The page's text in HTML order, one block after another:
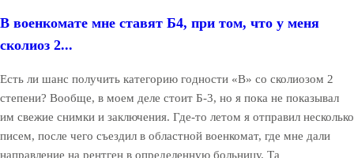
В военкомате мне ставят Б4, при том, что у меня
сколиоз 2...
Есть ли шанс получить категорию годности «В» со сколиозом 2
степени? Вообще, в моем деле стоит Б-3, но я пока не показывал
им свежие снимки и заключения. Где-то летом я отправил несколько
писем, после чего съездил в областной военкомат, где мне дали
направление на рентген в определенную больницу. Та